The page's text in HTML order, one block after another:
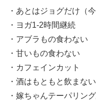
・あとはジョグだけ（
・ヨガ1-2時間継続
・アブラもの食わない
・甘いもの食わない
・カフェインカット
・酒はもともと飲まない
・嫁ちゃんテーパリン